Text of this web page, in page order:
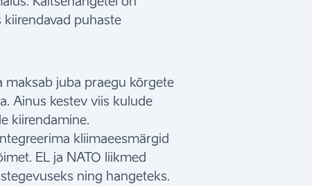
puhaste
maksab juba praegu kõrgete
Ainus kestev viis kulude
kiirendamine.
kliimaeesmärgid
EL ja NATO liikmed
ning hangeteks.